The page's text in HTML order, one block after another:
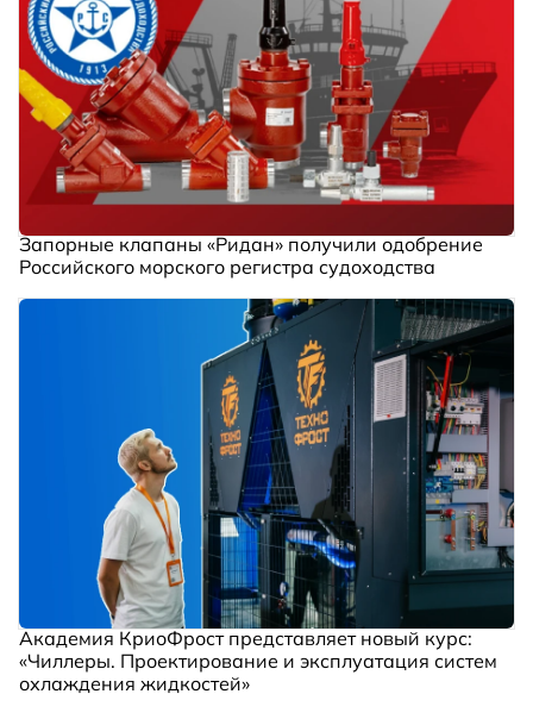
Запорные клапаны «Ридан» получили одобрение
Российского морского регистра судоходства
Академия КриоФрост представляет новый курс:
«Чиллеры. Проектирование и эксплуатация систем
охлаждения жидкостей»